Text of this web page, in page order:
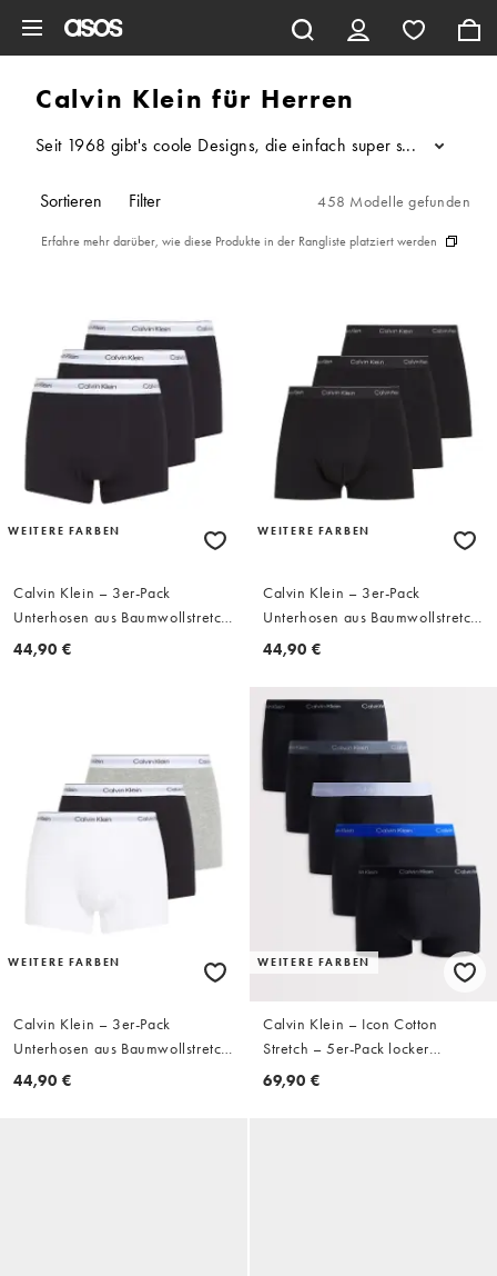
Calvin Klein für Herren
Seit 1968 gibt's coole Designs, die einfach super sitzen – die
...
Sortieren Filter 458 Modelle gefunden
Erfahre mehr darüber, wie diese Produkte in der Rangliste platziert werden
WEITERE FARBEN
Calvin Klein – 3er-Pack
Unterhosen aus Baumwollstretch
in Schwarz mit Abnähern und
44,90 €
WEITERE FARBEN
Calvin Klein – 3er-Pack
Unterhosen aus Baumwollstretch
in Schwarz mit Abnähern und
44,90 €
WEITERE FARBEN
Calvin Klein – 3er-Pack
Unterhosen aus Baumwollstretch
in Schwarz, Weiß und Grau mit
44,90 €
WEITERE FARBEN
Calvin Klein – Icon Cotton
Stretch – 5er-Pack locker
geschnittene Unterhosen aus
69,90 €